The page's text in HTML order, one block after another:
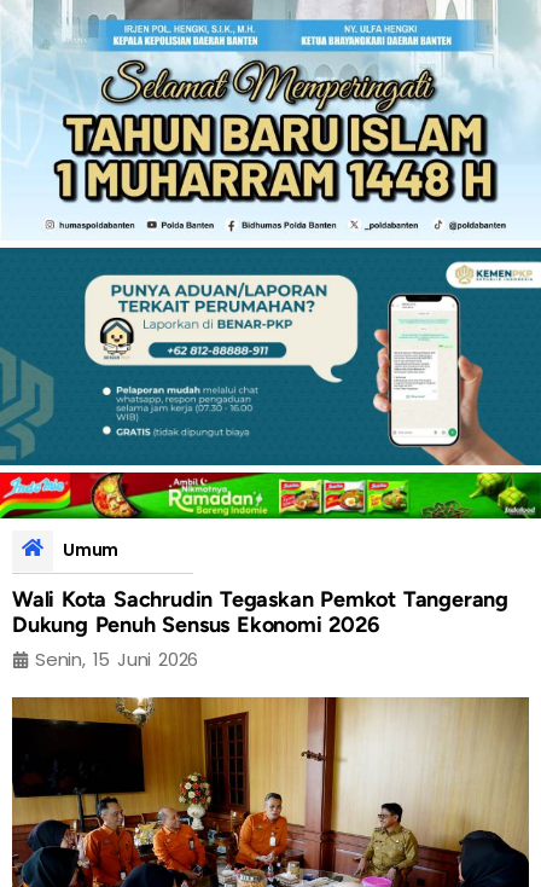
Umum
Wali Kota Sachrudin Tegaskan Pemkot Tangerang
Dukung Penuh Sensus Ekonomi 2026
Senin, 15 Juni 2026